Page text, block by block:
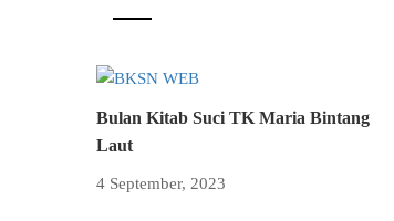
Bulan Kitab Suci TK Maria Bintang
Laut
4 September, 2023